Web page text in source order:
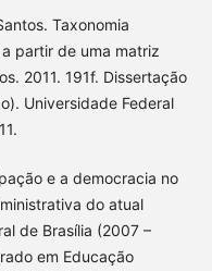
Taxonomia
partir de uma matriz
2011. 191f. Dissertação
Universidade Federal
e a democracia no
do atual
de Brasília (2007 –
em Educação